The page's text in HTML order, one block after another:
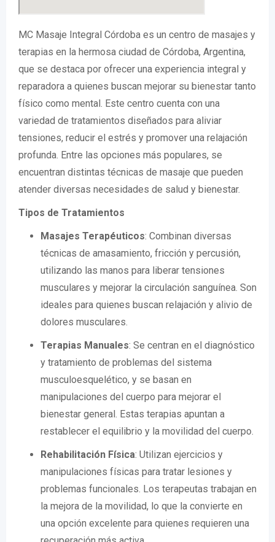
MC Masaje Integral Córdoba es un centro de masajes y
terapias en la hermosa ciudad de Córdoba, Argentina,
que se destaca por ofrecer una experiencia integral y
reparadora a quienes buscan mejorar su bienestar tanto
físico como mental. Este centro cuenta con una
variedad de tratamientos diseñados para aliviar
tensiones, reducir el estrés y promover una relajación
profunda. Entre las opciones más populares, se
encuentran distintas técnicas de masaje que pueden
atender diversas necesidades de salud y bienestar.
Tipos de Tratamientos
Masajes Terapéuticos: Combinan diversas
técnicas de amasamiento, fricción y percusión,
utilizando las manos para liberar tensiones
musculares y mejorar la circulación sanguínea. Son
ideales para quienes buscan relajación y alivio de
dolores musculares.
Terapias Manuales: Se centran en el diagnóstico
y tratamiento de problemas del sistema
musculoesquelético, y se basan en
manipulaciones del cuerpo para mejorar el
bienestar general. Estas terapias apuntan a
restablecer el equilibrio y la movilidad del cuerpo.
Rehabilitación Física: Utilizan ejercicios y
manipulaciones físicas para tratar lesiones y
problemas funcionales. Los terapeutas trabajan en
la mejora de la movilidad, lo que la convierte en
una opción excelente para quienes requieren una